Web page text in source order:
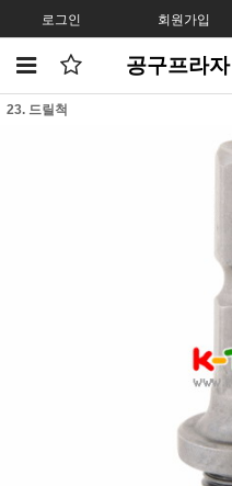
로그인 회원가입
공구프라
23. 드릴척